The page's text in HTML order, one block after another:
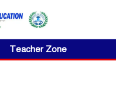
Teacher Zone